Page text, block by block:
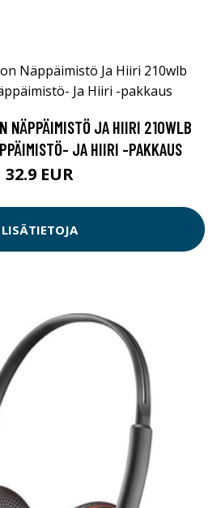
NÄPPÄIMISTÖ JA HIIRI 210WLB
JA HIIRI -PAKKAUS
32.9 EUR
LISÄTIETOJA